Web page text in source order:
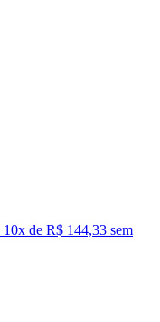
10x de R$ 144,33 sem